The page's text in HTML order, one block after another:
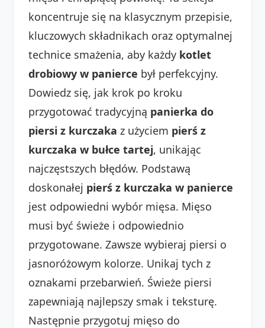
koncentruje się na klasycznym przepisie,
kluczowych składnikach oraz optymalnej
technice smażenia, aby każdy kotlet
drobiowy w panierce był perfekcyjny.
Dowiedz się, jak krok po kroku
przygotować tradycyjną panierka do
piersi z kurczaka z użyciem pierś z
kurczaka w bułce tartej, unikając
najczęstszych błędów. Podstawą
doskonałej pierś z kurczaka w panierce
jest odpowiedni wybór mięsa. Mięso
musi być świeże i odpowiednio
przygotowane. Zawsze wybieraj piersi o
jasnoróżowym kolorze. Unikaj tych z
oznakami przebarwień. Świeże piersi
zapewniają najlepszy smak i teksturę.
Następnie przygotuj mięso do